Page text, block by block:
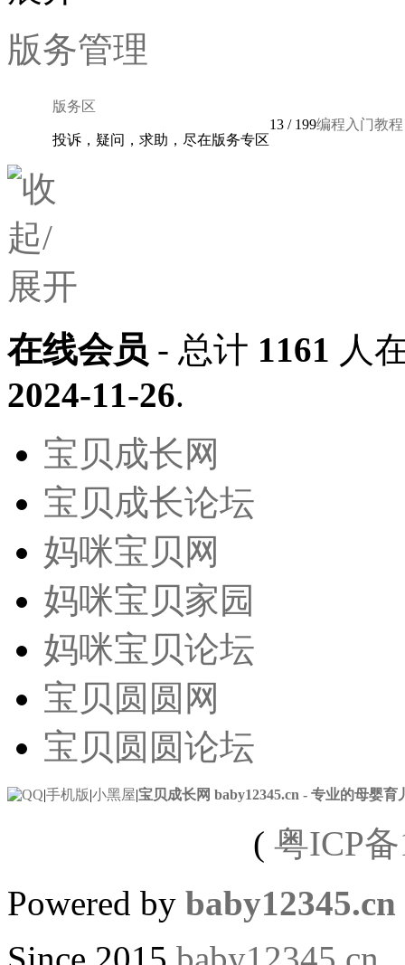
版务管理
版务区
投诉，疑问，求助，尽在版务专区
13 / 199编程入门教
在线会员 - 总计 1161 人
2024-11-26.
宝贝成长网
宝贝成长论坛
妈咪宝贝网
妈咪宝贝家园
妈咪宝贝论坛
宝贝圆圆网
宝贝圆圆论坛
|手机版|小黑屋|宝贝成长网 baby12345.cn - 专业的母婴育
( 粤ICP
Powered by baby12345.cn